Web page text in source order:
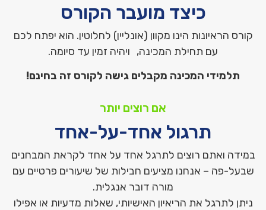
כיצד מועבר הקורס
קורס הראיונות הינו מקוון (אונליין) לחלוטין. הוא יפתח לכם
עם תחילת המכינה, ויהיה זמין עד סיומה.
תלמידי המכינה מקבלים גישה לקורס זה בחינם!
אם רוצים יותר
תרגול אחד-על-אחד
במידה ואתם רוצים לתרגל אחד על אחד לקראת המבחנים
שבעל-פה – אנחנו מציעים חבילות של שיעורים פרטיים עם
מורה דובר אנגלית.
ניתן לתרגל את הריאיון האישיותי, שאלות מדעיות או אפילו